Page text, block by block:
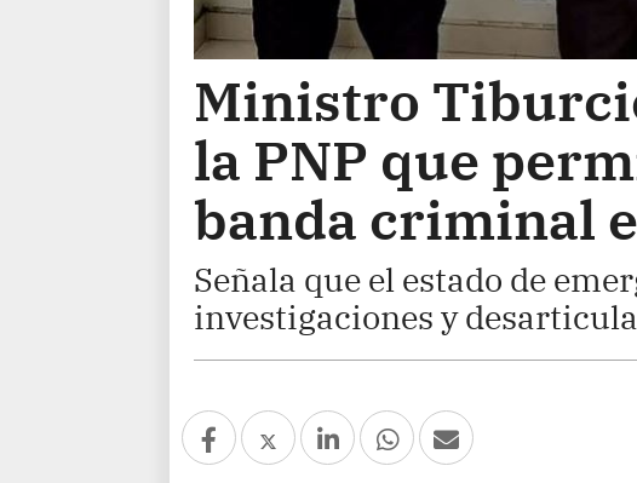
Ministro
la PNP que
banda criminal
Señala que el estado de
investigaciones y